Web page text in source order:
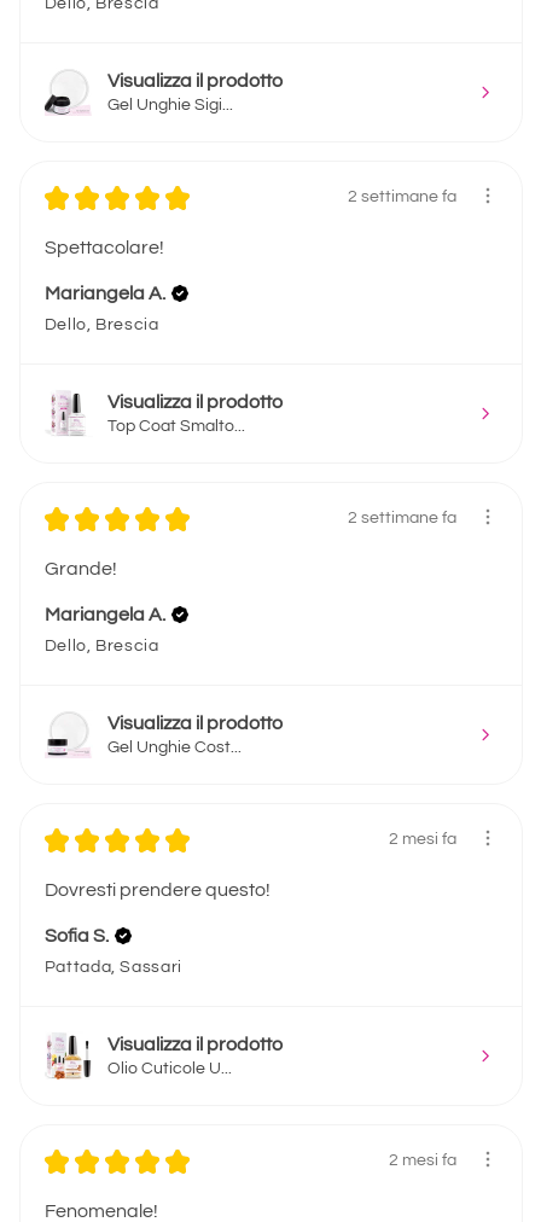
Visualizza il prodotto
Gel Unghie Sigi...
★ ★ ★ ★ ★ 2 settimane fa
Spettacolare!
Mariangela A.
Dello, Brescia
Visualizza il prodotto
Top Coat Smalto...
★ ★ ★ ★ ★ 2 settimane fa
Grande!
Mariangela A.
Dello, Brescia
Visualizza il prodotto
Gel Unghie Cost...
★ ★ ★ ★ ★ 2 mesi fa
Dovresti prendere questo!
Sofia S.
Pattada, Sassari
Visualizza il prodotto
Olio Cuticole U...
★ ★ ★ ★ ★ 2 mesi fa
Fenomenale!